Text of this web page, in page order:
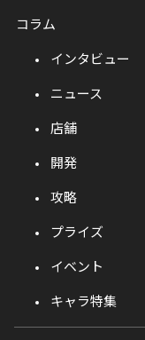
コラム
インタビュー
ニュース
店舗
開発
攻略
プライズ
イベント
キャラ特集